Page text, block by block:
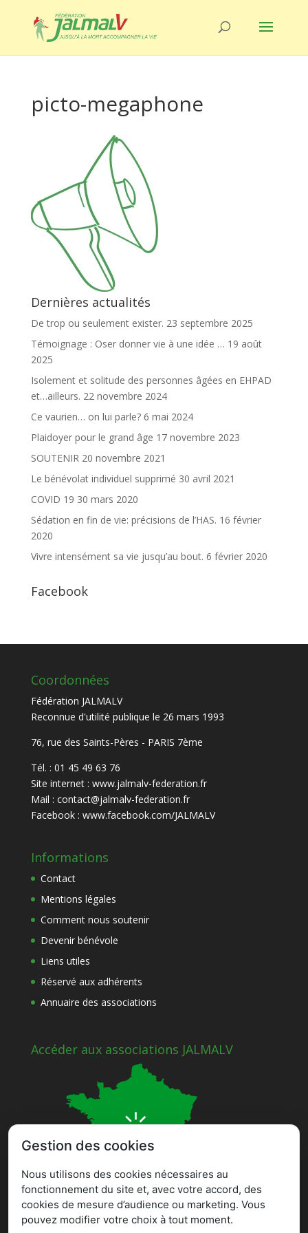
picto-megaphone
Dernières actualités
De trop ou seulement exister. 23 septembre 2025
Témoignage : Oser donner vie à une idée … 19 août
2025
Isolement et solitude des personnes âgées en EHPAD
et…ailleurs. 22 novembre 2024
Ce vaurien… on lui parle? 6 mai 2024
Plaidoyer pour le grand âge 17 novembre 2023
SOUTENIR 20 novembre 2021
Le bénévolat individuel supprimé 30 avril 2021
COVID 19 30 mars 2020
Sédation en fin de vie: précisions de l’HAS. 16 février
2020
Vivre intensément sa vie jusqu’au bout. 6 février 2020
Facebook
Coordonnées
Fédération JALMALV
Reconnue d'utilité publique le 26 mars 1993
76, rue des Saints-Pères - PARIS 7ème
Tél. : 01 45 49 63 76
Site internet : www.jalmalv-federation.fr
Mail : contact@jalmalv-federation.fr
Facebook : www.facebook.com/JALMALV
Informations
Contact
Mentions légales
Comment nous soutenir
Devenir bénévole
Liens utiles
Réservé aux adhérents
Annuaire des associations
Accéder aux associations JALMALV
Gestion des cookies
Nous utilisons des cookies nécessaires au
fonctionnement du site et, avec votre accord, des
cookies de mesure d’audience ou marketing. Vous
pouvez modifier votre choix à tout moment.